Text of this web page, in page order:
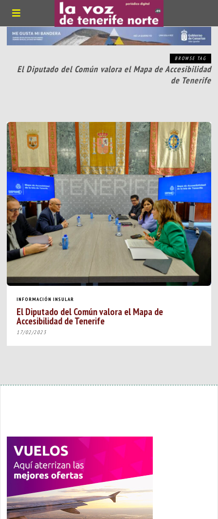
BROWSE TAG
El Diputado del Común valora el Mapa de Accesibilidad
de Tenerife
INFORMACIÓN INSULAR
El Diputado del Común valora el Mapa de
Accesibilidad de Tenerife
17/02/2023